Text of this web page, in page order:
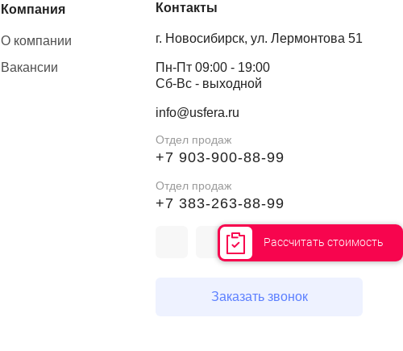
Компания
О компании
Вакансии
Контакты
г. Новосибирск, ул. Лермонтова 51
Пн-Пт 09:00 - 19:00
Сб-Вс - выходной
info@usfera.ru
Отдел продаж
+7 903-900-88-99
Отдел продаж
+7 383-263-88-99
Заказать звонок
Рассчитать стоимость